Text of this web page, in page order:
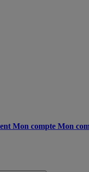
Mon compte Mon